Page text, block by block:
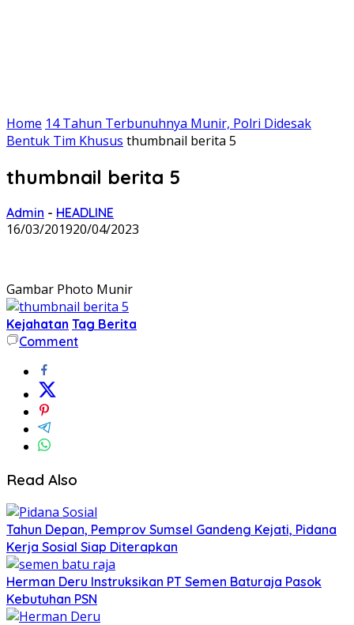
Home 14 Tahun Terbunuhnya Munir, Polri Didesak
Bentuk Tim Khusus thumbnail berita 5
thumbnail berita 5
Admin - HEADLINE
16/03/201920/04/2023
Gambar Photo Munir
Kejahatan Tag Berita
Comment
Read Also
Tahun Depan, Pemprov Sumsel Gandeng Kejati, Pidana
Kerja Sosial Siap Diterapkan
Herman Deru Instruksikan PT Semen Baturaja Pasok
Kebutuhan PSN